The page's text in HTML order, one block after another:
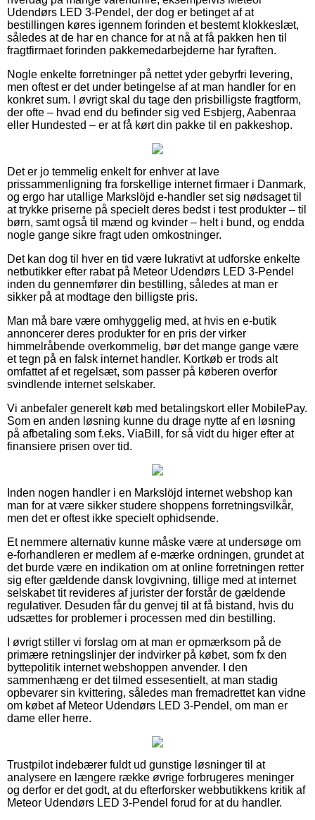
Udendørs LED 3-Pendel, der dog er betinget af at
bestillingen køres igennem forinden et bestemt klokkeslæt,
således at de har en chance for at nå at få pakken hen til
fragtfirmaet forinden pakkemedarbejderne har fyraften.
Nogle enkelte forretninger på nettet yder gebyrfri levering,
men oftest er det under betingelse af at man handler for en
konkret sum. I øvrigt skal du tage den prisbilligste fragtform,
der ofte – hvad end du befinder sig ved Esbjerg, Aabenraa
eller Hundested – er at få kørt din pakke til en pakkeshop.
Det er jo temmelig enkelt for enhver at lave
prissammenligning fra forskellige internet firmaer i Danmark,
og ergo har utallige Markslöjd e-handler set sig nødsaget til
at trykke priserne på specielt deres bedst i test produkter – til
børn, samt også til mænd og kvinder – helt i bund, og endda
nogle gange sikre fragt uden omkostninger.
Det kan dog til hver en tid være lukrativt at udforske enkelte
netbutikker efter rabat på Meteor Udendørs LED 3-Pendel
inden du gennemfører din bestilling, således at man er
sikker på at modtage den billigste pris.
Man må bare være omhyggelig med, at hvis en e-butik
annoncerer deres produkter for en pris der virker
himmelråbende overkommelig, bør det mange gange være
et tegn på en falsk internet handler. Kortkøb er trods alt
omfattet af et regelsæt, som passer på køberen overfor
svindlende internet selskaber.
Vi anbefaler generelt køb med betalingskort eller MobilePay.
Som en anden løsning kunne du drage nytte af en løsning
på afbetaling som f.eks. ViaBill, for så vidt du higer efter at
finansiere prisen over tid.
Inden nogen handler i en Markslöjd internet webshop kan
man for at være sikker studere shoppens forretningsvilkår,
men det er oftest ikke specielt ophidsende.
Et nemmere alternativ kunne måske være at undersøge om
e-forhandleren er medlem af e-mærke ordningen, grundet at
det burde være en indikation om at online forretningen retter
sig efter gældende dansk lovgivning, tillige med at internet
selskabet tit revideres af jurister der forstår de gældende
regulativer. Desuden får du genvej til at få bistand, hvis du
udsættes for problemer i processen med din bestilling.
I øvrigt stiller vi forslag om at man er opmærksom på de
primære retningslinjer der indvirker på købet, som fx den
byttepolitik internet webshoppen anvender. I den
sammenhæng er det tilmed essesentielt, at man stadig
opbevarer sin kvittering, således man fremadrettet kan vidne
om købet af Meteor Udendørs LED 3-Pendel, om man er
dame eller herre.
Trustpilot indebærer fuldt ud gunstige løsninger til at
analysere en længere række øvrige forbrugeres meninger
og derfor er det godt, at du efterforsker webbutikkens kritik af
Meteor Udendørs LED 3-Pendel forud for at du handler.